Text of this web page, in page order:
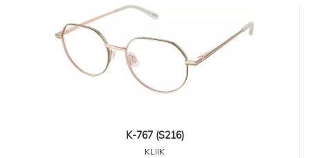
K-767 (S216)
KLiiK